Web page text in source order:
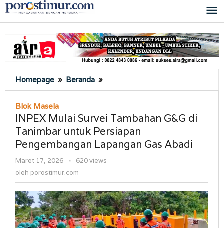
Lewati
ke
Homepage » Beranda »
Mulai
Tambahan
G&G
di
Tanimbar
Lapangan
Gas
Abadi
Blok Masela
INPEX Mulai Survei Tambahan G&G di
Tanimbar untuk Persiapan
Pengembangan Lapangan Gas Abadi
Maret 17, 2026
oleh
-
620 views
oleh porostimur.com